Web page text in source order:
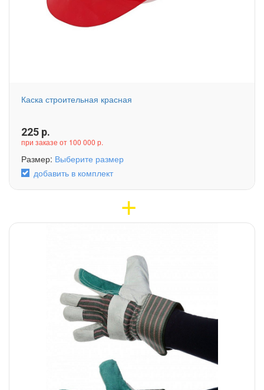
Каска строительная красная
225 р.
при заказе от 100 000 р.
Размер: Выберите размер
добавить в комплект